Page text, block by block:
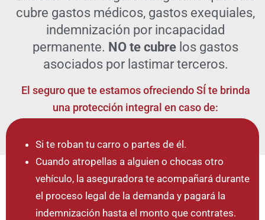
cubre gastos médicos, gastos exequiales,
indemnización por incapacidad
permanente. NO te cubre los gastos
asociados por lastimar terceros.
El seguro que te estamos ofreciendo SÍ te brinda
una protección integral en caso de:
Si te roban tu carro o partes de él.
Cuando atropellas a alguien o chocas otro
vehículo, la aseguradora te acompañará durante
el proceso legal de la demanda y pagará la
indemnización hasta el monto que contrates.